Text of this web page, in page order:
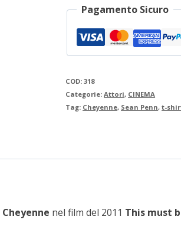
quantità
Pagamento Sicuro
COD:318
Categorie:Attori, CINEMA
Tag: Cheyenne, Sean Penn,t-
Cheyenne nel film del 2011 This must